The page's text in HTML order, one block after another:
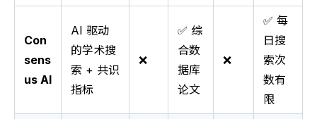
Con
sens
us AI
AI 驱动
的学术搜
索 + 共识
指标
❌
✅ 综
合数
据库
论文
❌
✅ 每
日搜
索次
数有
限